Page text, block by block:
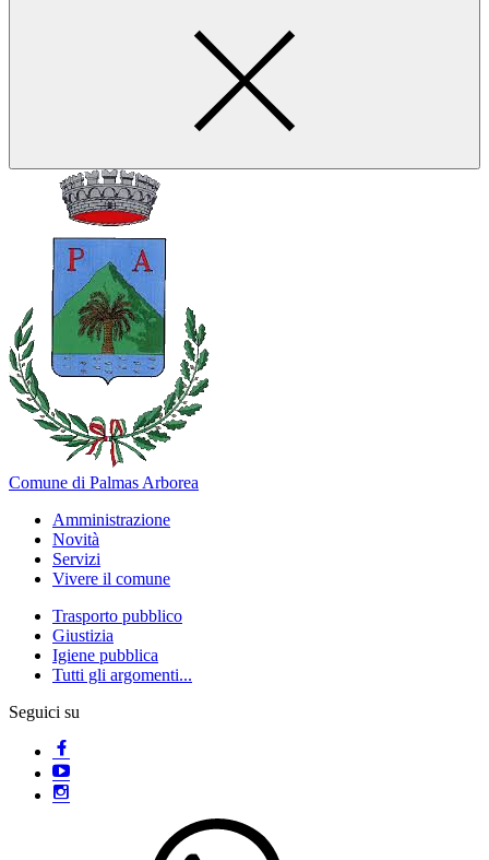
Comune di Palmas Arborea
Amministrazione
Novità
Servizi
Vivere il comune
Trasporto pubblico
Giustizia
Igiene pubblica
Tutti gli argomenti...
Seguici su